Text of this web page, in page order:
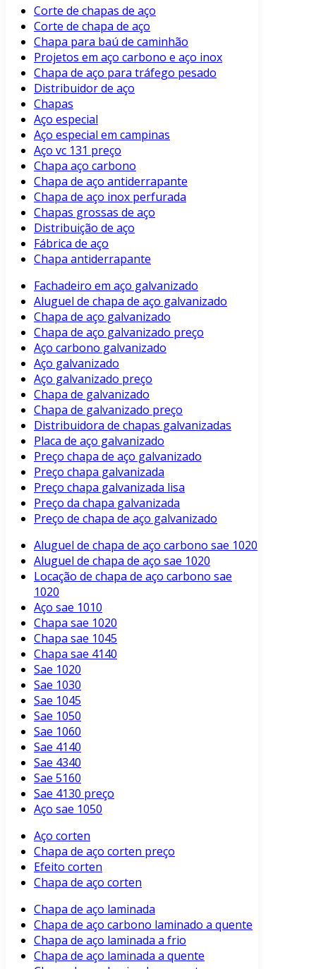
Corte de chapas de aço
Corte de chapa de aço
Chapa para baú de caminhão
Projetos em aço carbono e aço inox
Chapa de aço para tráfego pesado
Distribuidor de aço
Chapas
Aço especial
Aço especial em campinas
Aço vc 131 preço
Chapa aço carbono
Chapa de aço antiderrapante
Chapa de aço inox perfurada
Chapas grossas de aço
Distribuição de aço
Fábrica de aço
Chapa antiderrapante
Fachadeiro em aço galvanizado
Aluguel de chapa de aço galvanizado
Chapa de aço galvanizado
Chapa de aço galvanizado preço
Aço carbono galvanizado
Aço galvanizado
Aço galvanizado preço
Chapa de galvanizado
Chapa de galvanizado preço
Distribuidora de chapas galvanizadas
Placa de aço galvanizado
Preço chapa de aço galvanizado
Preço chapa galvanizada
Preço chapa galvanizada lisa
Preço da chapa galvanizada
Preço de chapa de aço galvanizado
Aluguel de chapa de aço carbono sae 1020
Aluguel de chapa de aço sae 1020
Locação de chapa de aço carbono sae
1020
Aço sae 1010
Chapa sae 1020
Chapa sae 1045
Chapa sae 4140
Sae 1020
Sae 1030
Sae 1045
Sae 1050
Sae 1060
Sae 4140
Sae 4340
Sae 5160
Sae 4130 preço
Aço sae 1050
Aço corten
Chapa de aço corten preço
Efeito corten
Chapa de aço corten
Chapa de aço laminada
Chapa de aço carbono laminado a quente
Chapa de aço laminada a frio
Chapa de aço laminada a quente